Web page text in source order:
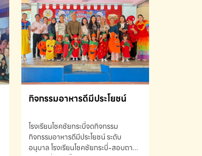
กิจกรรมอาหารดีมีประโยชน์
โรงเรียนโชคชัยกระบี่จดกิจกรรม
กิจกรรมอาหารดีมีประโยชน์ ระดับ
อนุบาล โรงเรียนโชคชัยกระบี่-สอบถาม